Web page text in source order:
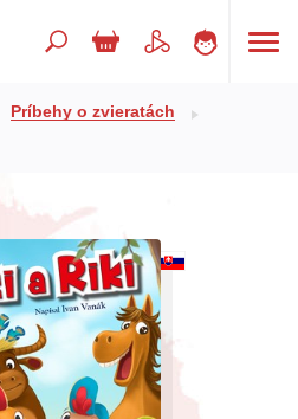
Príbehy o zvieratách